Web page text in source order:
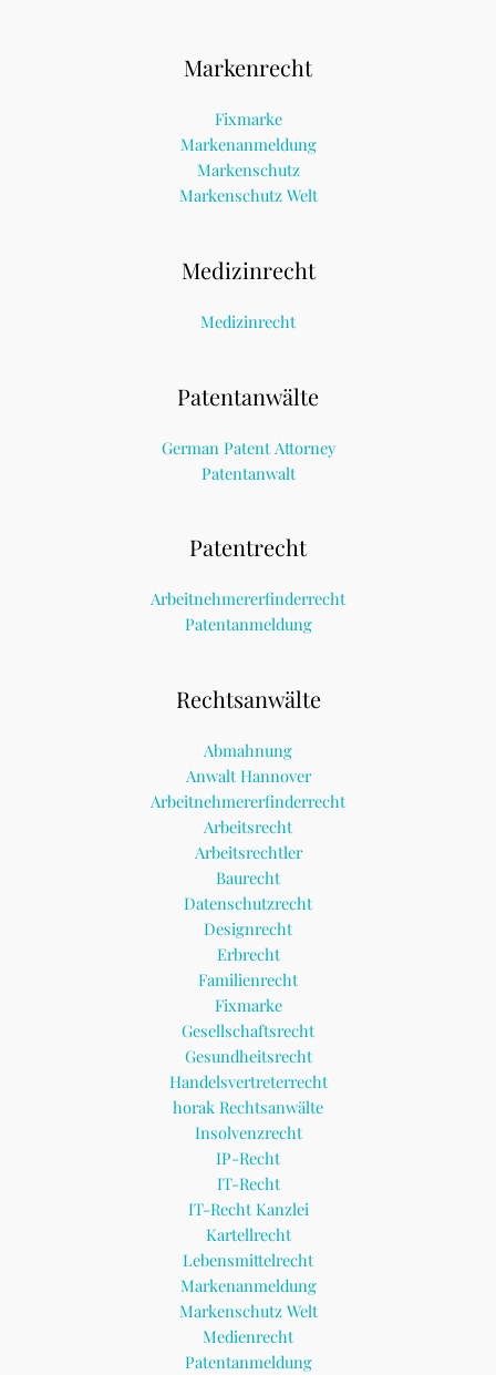
Markenrecht
Fixmarke
Markenanmeldung
Markenschutz
Markenschutz Welt
Medizinrecht
Medizinrecht
Patentanwälte
German Patent Attorney
Patentanwalt
Patentrecht
Arbeitnehmererfinderrecht
Patentanmeldung
Rechtsanwälte
Abmahnung
Anwalt Hannover
Arbeitnehmererfinderrecht
Arbeitsrecht
Arbeitsrechtler
Baurecht
Datenschutzrecht
Designrecht
Erbrecht
Familienrecht
Fixmarke
Gesellschaftsrecht
Gesundheitsrecht
Handelsvertreterrecht
horak Rechtsanwälte
Insolvenzrecht
IP-Recht
IT-Recht
IT-Recht Kanzlei
Kartellrecht
Lebensmittelrecht
Markenanmeldung
Markenschutz Welt
Medienrecht
Patentanmeldung